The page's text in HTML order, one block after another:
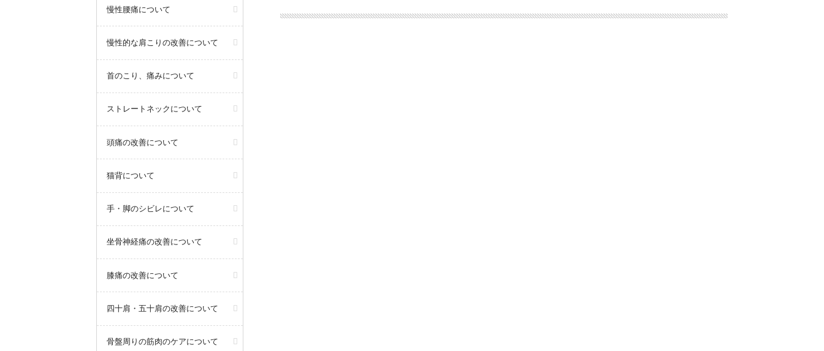
query_builder 2026年7月08日
当院では「自分で直せる身体づく
り」をコンセプトに従来の施術だ
おります。
スを含めた運動が始められるよう
ピラティストレーナー増員のた
め、体験レッスンを受けていただ
ける日時が増えました！
【定期体験会日程】各日先着2名
※当日予約は出来ないため、前日
詳しくは以下をご覧ください。
慢性腰痛について
慢性的な肩こりの改善について
首のこり、痛みについて
ストレートネックについて
頭痛の改善について
猫背について
手・脚のシビレについて
坐骨神経痛の改善について
膝痛の改善について
四十肩・五十肩の改善について
骨盤周りの筋肉のケアについて